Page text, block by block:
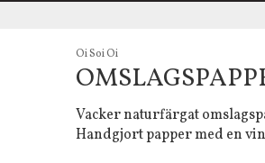
Oi Soi Oi
Vacker naturfärgat
Handgjort papper med en